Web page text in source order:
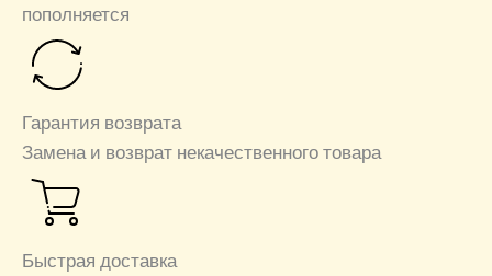
пополняется
Гарантия возврата
Замена и возврат некачественного товара
Быстрая доставка